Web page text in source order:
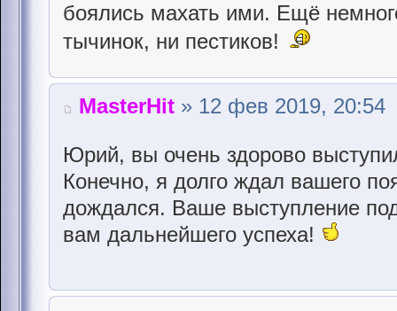
боялись махать ими. Ещё
тычинок, ни пестиков!
MasterHit » 12 фев 2019, 20:54
Юрий, вы очень здорово
Конечно, я долго ждал вашего
дождался. Ваше выступление
вам дальнейшего успеха!